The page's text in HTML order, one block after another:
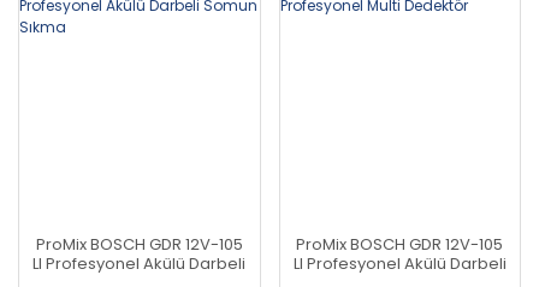
ProMix BOSCH GDR 12V-105
LI Profesyonel Akülü Darbeli
ProMix BOSCH GDR 12V-105
LI Profesyonel Akülü Darbeli